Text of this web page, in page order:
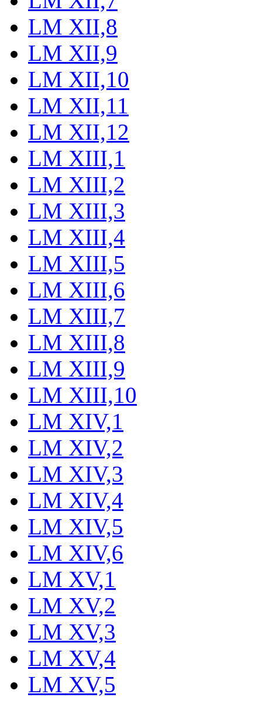
LM XII,8
LM XII,9
LM XII,10
LM XII,11
LM XII,12
LM XIII,1
LM XIII,2
LM XIII,3
LM XIII,4
LM XIII,5
LM XIII,6
LM XIII,7
LM XIII,8
LM XIII,9
LM XIII,10
LM XIV,1
LM XIV,2
LM XIV,3
LM XIV,4
LM XIV,5
LM XIV,6
LM XV,1
LM XV,2
LM XV,3
LM XV,4
LM XV,5